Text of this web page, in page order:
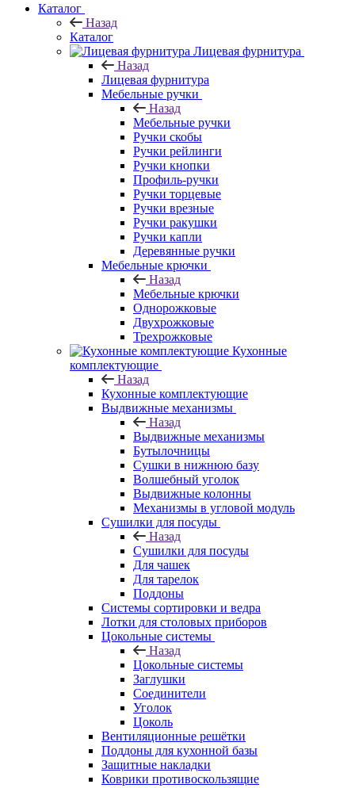
Каталог
Назад
Каталог
Лицевая фурнитура
Назад
Лицевая фурнитура
Мебельные ручки
Назад
Мебельные ручки
Ручки скобы
Ручки рейлинги
Ручки кнопки
Профиль-ручки
Ручки торцевые
Ручки врезные
Ручки ракушки
Ручки капли
Деревянные ручки
Мебельные крючки
Назад
Мебельные крючки
Однорожковые
Двухрожковые
Трехрожковые
Кухонные
комплектующие
Назад
Кухонные комплектующие
Выдвижные механизмы
Назад
Выдвижные механизмы
Бутылочницы
Сушки в нижнюю базу
Волшебный уголок
Выдвижные колонны
Механизмы в угловой модуль
Сушилки для посуды
Назад
Сушилки для посуды
Для чашек
Для тарелок
Поддоны
Системы сортировки и ведра
Лотки для столовых приборов
Цокольные системы
Назад
Цокольные системы
Заглушки
Соединители
Уголок
Цоколь
Вентиляционные решётки
Поддоны для кухонной базы
Защитные накладки
Коврики противоскользящие